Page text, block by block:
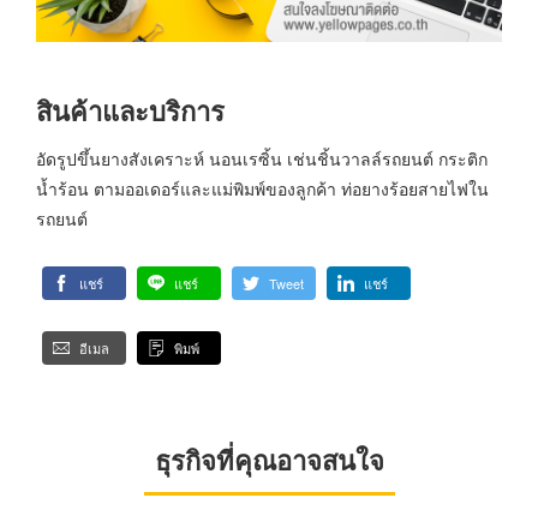
สินค้าและบริการ
อัดรูปขึ้นยางสังเคราะห์ นอนเรซิ้น เช่นชิ้นวาลล์รถยนต์ กระติก
น้ำร้อน ตามออเดอร์และแม่พิมพ์ของลูกค้า ท่อยางร้อยสายไฟใน
รถยนต์
แชร์ แชร์ Tweet แชร์
อีเมล พิมพ์
ธุรกิจที่คุณอาจสนใจ